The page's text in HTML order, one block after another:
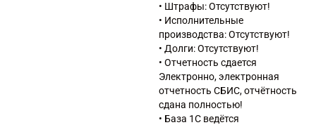
продаже пищи, готовой к
употреблению
56.10.23 Деятельность
вагончиков, палаток по
приготовлению и продаже
мороженого
56.10.24 Деятельность
рыночных киосков и
• Штрафы: Отсутствуют!
• Исполнительные
производства: Отсутствуют!
• Долги: Отсутствуют!
• Отчетность сдается
Электронно, электронная
отчетность СБИС, отчётность
сдана полностью!
• База 1С ведётся